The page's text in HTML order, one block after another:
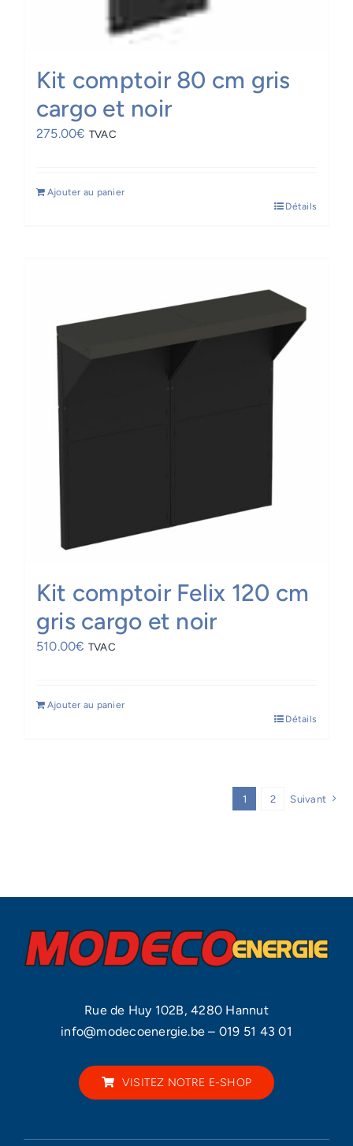
Kit comptoir 80 cm gris
cargo et noir
275.00€ TVAC
Ajouter au panier
Détails
Kit comptoir Felix 120 cm
gris cargo et noir
510.00€ TVAC
Ajouter au panier
Détails
1 2 Suivant
Rue de Huy 102B, 4280 Hannut
info@modecoenergie.be – 019 51 43 01
VISITEZ NOTRE E-SHOP